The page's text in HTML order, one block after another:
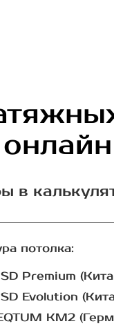
онлайн
в
потолка:
Premium
Evolution
КМ2